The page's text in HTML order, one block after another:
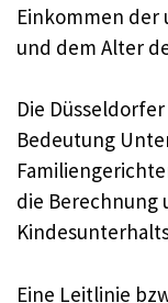
Einkommen
und dem Alter
Die
Bedeutung
die Berechnung
Eine Leitlinie